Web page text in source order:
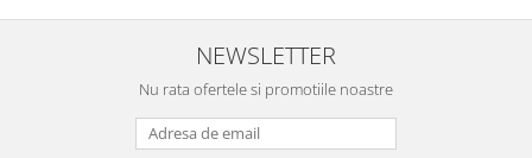
NEWSLETTER
Nu rata ofertele si promotiile noastre